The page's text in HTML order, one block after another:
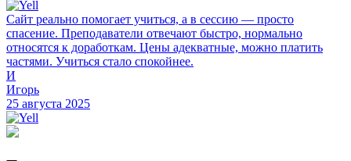
Сайт реально помогает учиться, а в сессию — просто
спасение. Преподаватели отвечают быстро, нормально
относятся к доработкам. Цены адекватные, можно платить
частями. Учиться стало спокойнее.
И
Игорь
25 августа 2025